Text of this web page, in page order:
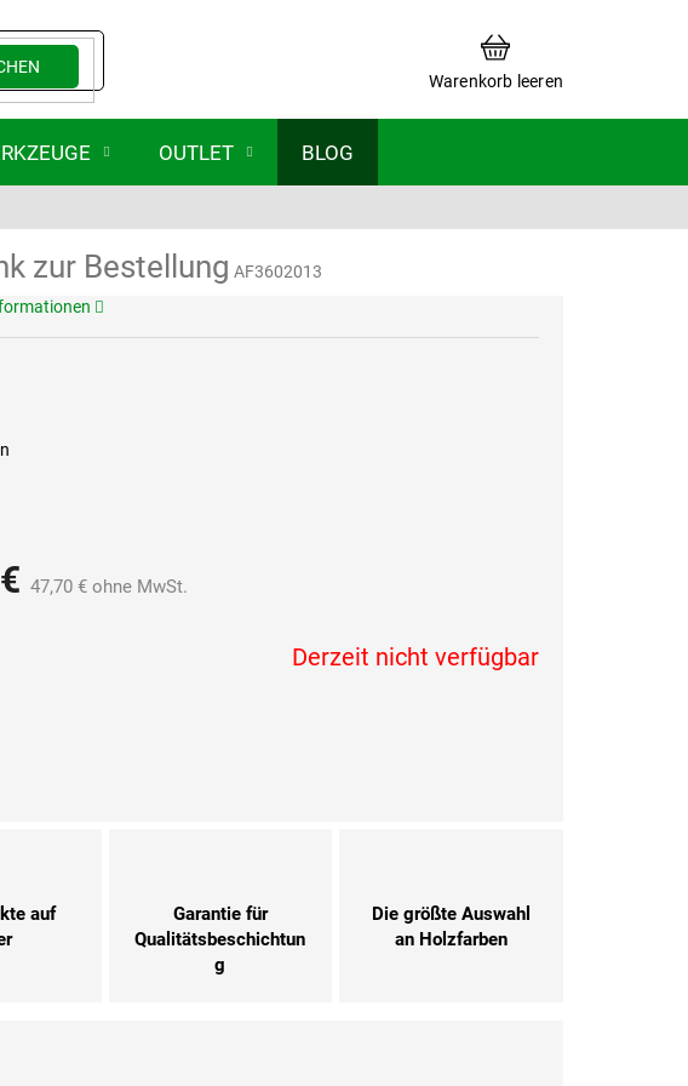
WARENKORB
Warenkorb leeren
OUTLET BLOG
zur Bestellung AF3602013
47,70 € ohne MwSt.
Derzeit nicht verfügbar
auf
Garantie für
Qualitätsbeschichtun
g
Die größte Auswahl
an Holzfarben